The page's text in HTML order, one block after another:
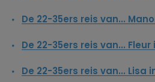
De 22-35ers reis van...
De 22-35ers reis van...
De 22-35ers reis van... Lisa